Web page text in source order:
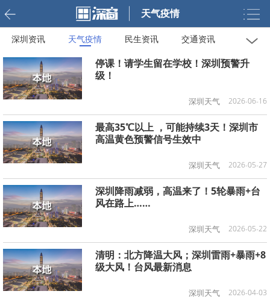
天气疫情
深圳资讯 天气疫情 民生资讯
交通资讯
福利补贴
教育资讯 办事指南 求职信息
停课！请学生留在学校！深圳预警升
级！
深圳天气 2026-06-16
最高35℃以上 ，可能持续3天！深圳市
高温黄色预警信号生效中
深圳天气 2026-05-27
深圳降雨减弱，高温来了！5轮暴雨+台
风在路上……
深圳天气 2026-05-22
清明：北方降温大风；深圳雷雨+暴雨+8
级大风！台风最新消息
深圳天气 2026-04-03